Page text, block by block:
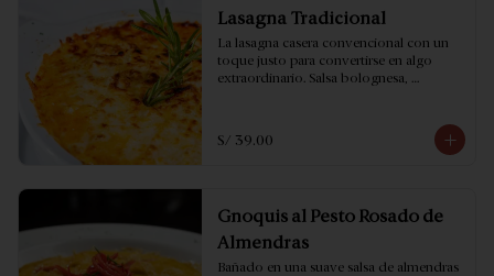
Lasagna Tradicional
La lasagna casera convencional con un
toque justo para convertirse en algo
extraordinario. Salsa bolognesa,
S/ 39.00
Gnoquis al Pesto Rosado de
Almendras
Bañado en una suave salsa de almendras